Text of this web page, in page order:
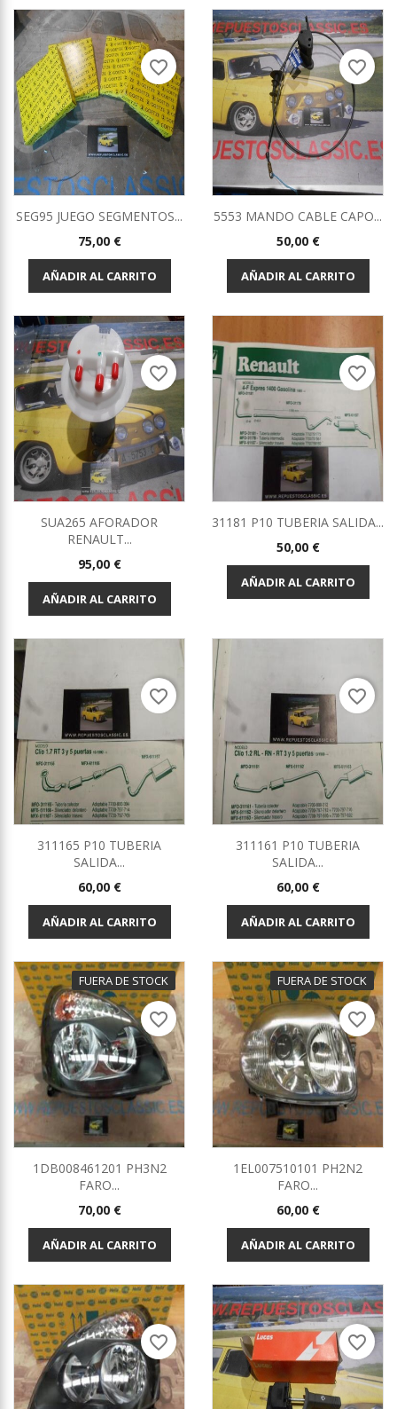
SEG95 JUEGO SEGMENTOS...
Precio
75,00 €
AÑADIR AL CARRITO
favorite_border
5553 MANDO CABLE CAPO...
Precio
50,00 €
AÑADIR AL CARRITO
favorite_border
SUA265 AFORADOR
RENAULT...
Precio
95,00 €
AÑADIR AL CARRITO
favorite_border
31181 P10 TUBERIA SALIDA...
Precio
50,00 €
AÑADIR AL CARRITO
favorite_border
311165 P10 TUBERIA
SALIDA...
Precio
60,00 €
AÑADIR AL CARRITO
favorite_border
311161 P10 TUBERIA
SALIDA...
Precio
60,00 €
AÑADIR AL CARRITO
favorite_border
FUERA DE STOCK
1DB008461201 PH3N2
FARO...
Precio
70,00 €
AÑADIR AL CARRITO
favorite_border
FUERA DE STOCK
1EL007510101 PH2N2
FARO...
Precio
60,00 €
AÑADIR AL CARRITO
favorite_border
favorite_border favorite_border